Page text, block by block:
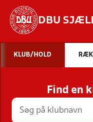
DBU
STILLINGER,
KLUB/HOLD
Find en